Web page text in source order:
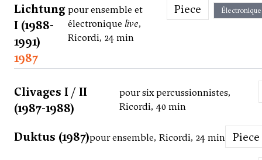
Lichtung
I (1988-
1991)
pour ensemble et
électroniquelive,
Ricordi, 24 min
Piece Électronique
1987
Clivages I / II
(1987-1988)
pour six percussionnistes,
Ricordi, 40 min
Duktus (1987)pour ensemble, Ricordi, 24 min Piece